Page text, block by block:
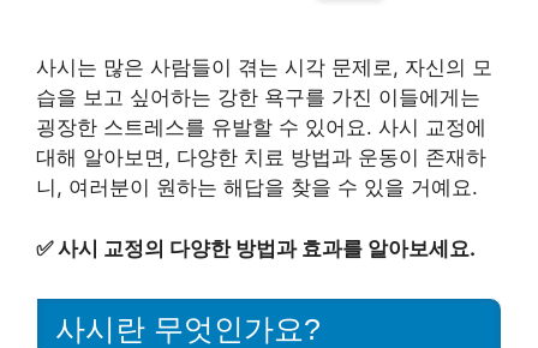
사시는 많은 사람들이 겪는 시각 문제로, 자신의 모
습을 보고 싶어하는 강한 욕구를 가진 이들에게는
굉장한 스트레스를 유발할 수 있어요. 사시 교정에
대해 알아보면, 다양한 치료 방법과 운동이 존재하
니, 여러분이 원하는 해답을 찾을 수 있을 거예요.
✅사시 교정의 다양한 방법과 효과를 알아보세요.
사시란 무엇인가요?